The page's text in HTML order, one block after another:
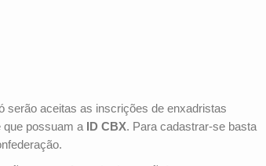
serão aceitas as inscrições de enxadristas
que possuam a ID CBX. Para cadastrar-se basta